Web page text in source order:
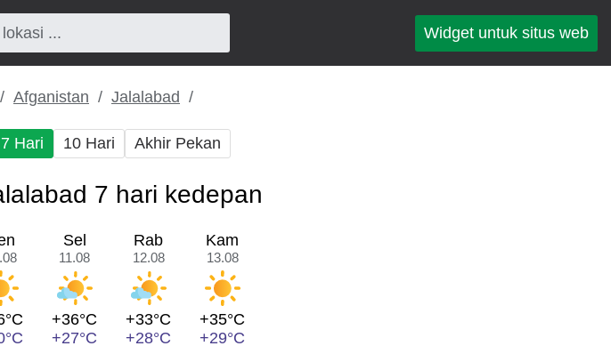
Widget untuk situs web
Afganistan Jalalabad
7 Hari 10 Hari Akhir Pekan
7 hari kedepan
Sel
11.08
+36°C
+27°C
Rab
12.08
+33°C
+28°C
Kam
13.08
+35°C
+29°C